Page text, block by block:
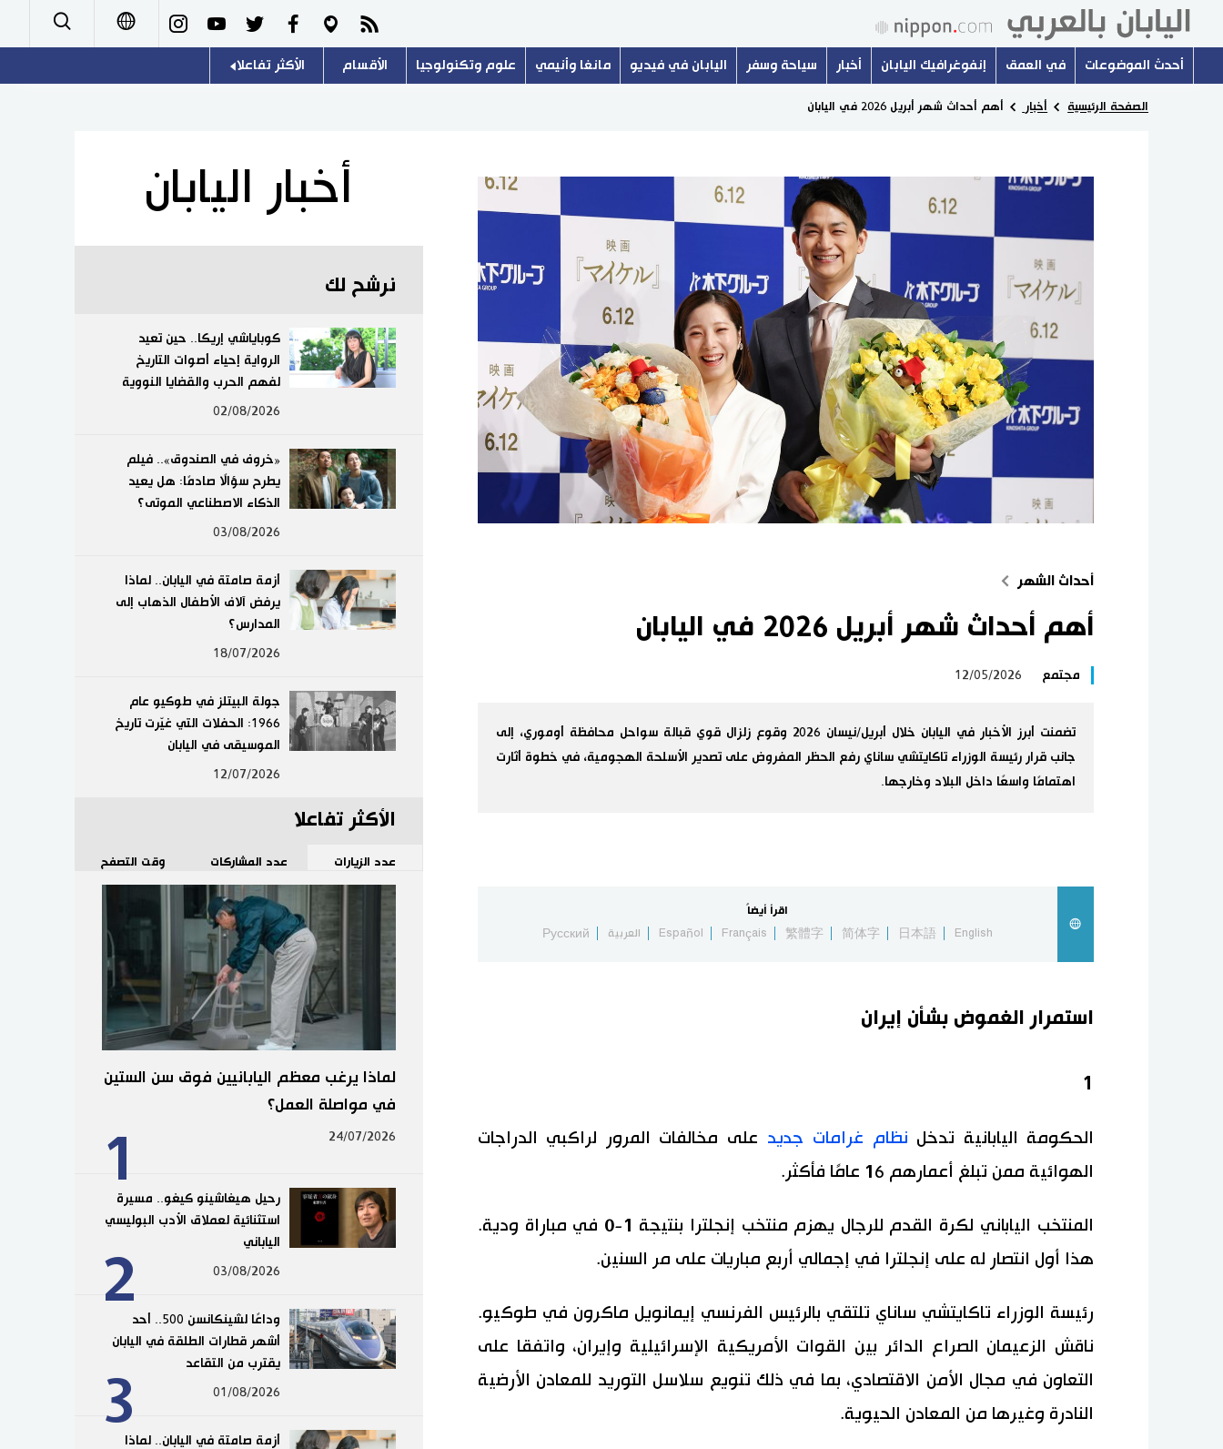
أحدث الموضوعات في العمق إنفوغرافيك اليابان أخبار سياحة وسفر اليابان في فيديو مانغا وأنيمي علوم وتكنولوجيا الأقسام
تجارب وآراء
سياسة
اقتصاد
مجتمع
ثقافة
طوكيو
الأكثر تفاعلا
هو وهي
المطبخ الياباني
الصفحة الرئيسية أخبار أهم أحداث شهر أبريل 2026 في اليابان
أحداث الشهر
أهم أحداث شهر أبريل 2026 في اليابان
مجتمع 12/05/2026
تضمنت أبرز الأخبار في اليابان خلال أبريل/نيسان 2026 وقوع زلزال قوي قبالة سواحل محافظة أوموري، إلى
جانب قرار رئيسة الوزراء تاكايتشي ساناي رفع الحظر المفروض على تصدير الأسلحة الهجومية، في خطوة أثارت
اهتمامًا واسعًا داخل البلاد وخارجها.
اقرأ أيضاً
English
日本語
简体字
繁體字
Français
Español العربية Русский
استمرار الغموض بشأن إيران
1
الحكومة اليابانية تدخل نظام غرامات جديد على مخالفات المرور لراكبي الدراجات
الهوائية ممن تبلغ أعمارهم 16 عامًا فأكثر.
المنتخب الياباني لكرة القدم للرجال يهزم منتخب إنجلترا بنتيجة 1-0 في مباراة ودية.
هذا أول انتصار له على إنجلترا في إجمالي أربع مباريات على مر السنين.
رئيسة الوزراء تاكايتشي ساناي تلتقي بالرئيس الفرنسي إيمانويل ماكرون في طوكيو.
ناقش الزعيمان الصراع الدائر بين القوات الأمريكية الإسرائيلية وإيران، واتفقا على
التعاون في مجال الأمن الاقتصادي، بما في ذلك تنويع سلاسل التوريد للمعادن الأرضية
النادرة وغيرها من المعادن الحيوية.
أخبار اليابان
نرشح لك
كوباياشي إريكا.. حين تعيد
الرواية إحياء أصوات التاريخ
لفهم الحرب والقضايا النووية
02/08/2026
«خروف في الصندوق».. فيلم
يطرح سؤالًا صادمًا: هل يعيد
الذكاء الاصطناعي الموتى؟
03/08/2026
أزمة صامتة في اليابان.. لماذا
يرفض آلاف الأطفال الذهاب إلى
المدارس؟
18/07/2026
جولة البيتلز في طوكيو عام
1966: الحفلات التي غيّرت تاريخ
الموسيقى في اليابان
12/07/2026
الأكثر تفاعلا
عدد الزيارات عدد المشاركات وقت التصفح
1
لماذا يرغب معظم اليابانيين فوق سن الستين
في مواصلة العمل؟
24/07/2026
2
رحيل هيغاشينو كيغو.. مسيرة
استثنائية لعملاق الأدب البوليسي
الياباني
03/08/2026
3
وداعًا لشينكانسن 500.. أحد
أشهر قطارات الطلقة في اليابان
يقترب من التقاعد
01/08/2026
أزمة صامتة في اليابان.. لماذا